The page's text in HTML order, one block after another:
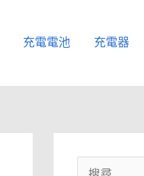
充電電池 充電器